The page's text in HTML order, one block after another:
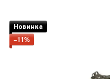
Новинка
−11%